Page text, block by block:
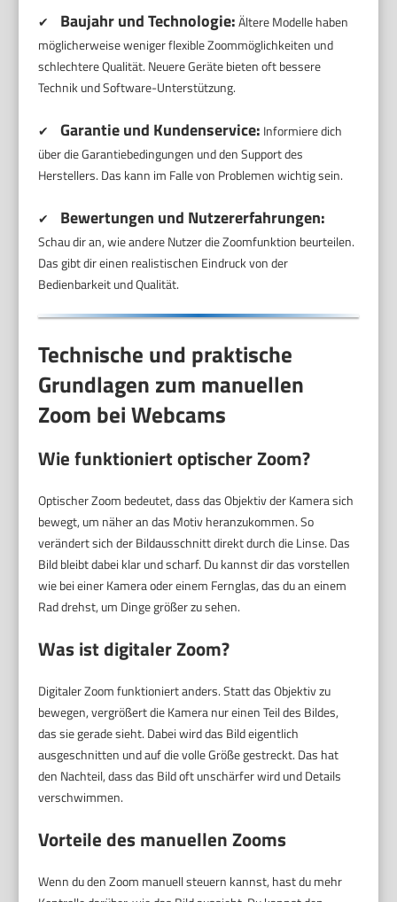
✔ Baujahr und Technologie:Ältere Modelle haben
möglicherweise weniger flexible Zoommöglichkeiten und
schlechtere Qualität. Neuere Geräte bieten oft bessere
Technik und Software-Unterstützung.
✔ Garantie und Kundenservice: Informiere dich
über die Garantiebedingungen und den Support des
Herstellers. Das kann im Falle von Problemen wichtig sein.
✔ Bewertungen und Nutzererfahrungen:
Schau dir an, wie andere Nutzer die Zoomfunktion beurteilen.
Das gibt dir einen realistischen Eindruck von der
Bedienbarkeit und Qualität.
Technische und praktische
Grundlagen zum manuellen
Zoom bei Webcams
Wie funktioniert optischer Zoom?
Optischer Zoom bedeutet, dass das Objektiv der Kamera sich
bewegt, um näher an das Motiv heranzukommen. So
verändert sich der Bildausschnitt direkt durch die Linse. Das
Bild bleibt dabei klar und scharf. Du kannst dir das vorstellen
wie bei einer Kamera oder einem Fernglas, das du an einem
Rad drehst, um Dinge größer zu sehen.
Was ist digitaler Zoom?
Digitaler Zoom funktioniert anders. Statt das Objektiv zu
bewegen, vergrößert die Kamera nur einen Teil des Bildes,
das sie gerade sieht. Dabei wird das Bild eigentlich
ausgeschnitten und auf die volle Größe gestreckt. Das hat
den Nachteil, dass das Bild oft unschärfer wird und Details
verschwimmen.
Vorteile des manuellen Zooms
Wenn du den Zoom manuell steuern kannst, hast du mehr